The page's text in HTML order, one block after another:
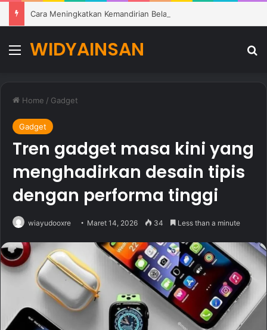
Menu
WIDYAINSAN
Home / Gadget
Gadget
Tren gadget masa kini yang
menghadirkan desain tipis
dengan performa tinggi
wiayudooxre Maret 14, 2026 34 Less than a minute